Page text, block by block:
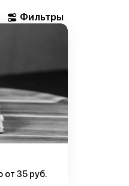
от 35 руб.